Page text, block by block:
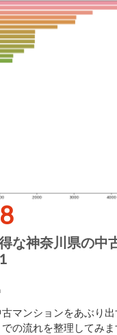
な神奈川県の中
マンションをあぶり
の流れを整理してみ